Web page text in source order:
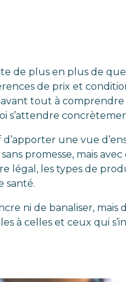
de plus en plus de
de prix et
tout à comprendre
s’attendre
une vue
promesse, mais
légal, les types de
santé.
ni de banaliser,
à celles et ceux qui